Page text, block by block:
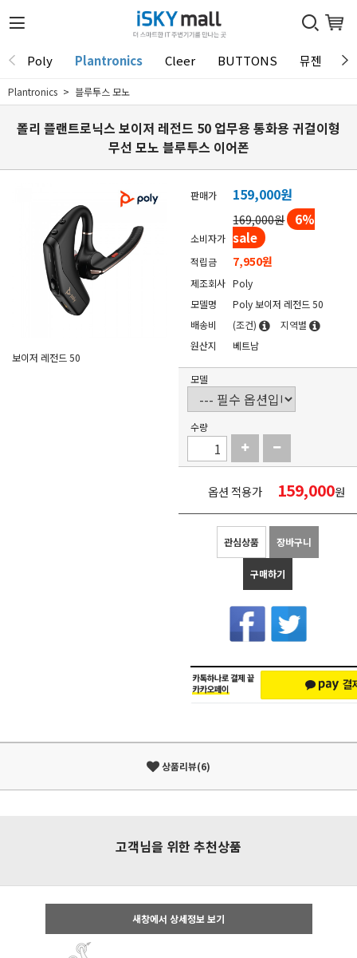
Poly Plantronics Cleer BUTTONS 뮤젠
Plantronics 블루투스 모노
폴리 플랜트로닉스 보이저 레전드 50 업무용 통화용 귀걸이형
무선 모노 블루투스 이어폰
보이저 레전드 50
판매가 159,000원
소비자가
169,000원 6%
sale
적립금 7,950원
제조회사 Poly
모델명
Poly 보이저 레전드 50
배송비
(조건)
지역별
원산지
베트남
모델
수량
옵션 적용가 159,000원
관심상품 장바구니
구매하기
상품리뷰(6)
고객님을 위한 추천상품
새창에서 상세정보 보기